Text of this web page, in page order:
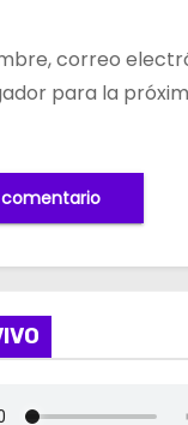
correo
para la